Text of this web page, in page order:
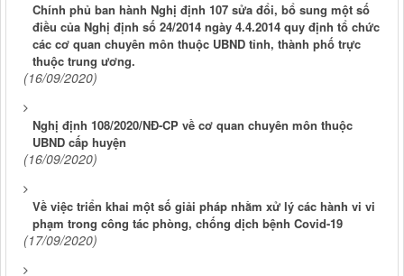
Chính phủ ban hành Nghị định 107 sửa đổi, bổ sung một số
điều của Nghị định số 24/2014 ngày 4.4.2014 quy định tổ chức
các cơ quan chuyên môn thuộc UBND tỉnh, thành phố trực
thuộc trung ương.
(16/09/2020)
Nghị định 108/2020/NĐ-CP về cơ quan chuyên môn thuộc
UBND cấp huyện
(16/09/2020)
Về việc triển khai một số giải pháp nhằm xử lý các hành vi vi
phạm trong công tác phòng, chống dịch bệnh Covid-19
(17/09/2020)